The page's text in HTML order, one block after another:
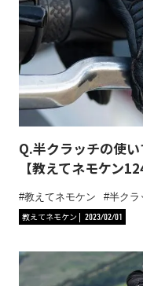
Q.半クラッチの使
【教えてネモケン
教えてネモケン 半クラ
教えてネモケン
2023/02/01